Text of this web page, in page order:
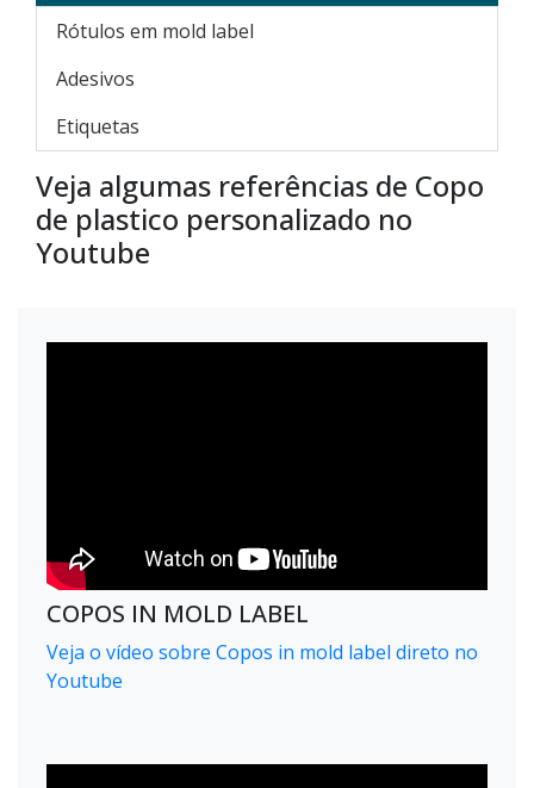
Rótulos em mold label
Adesivos
Etiquetas
Veja algumas referências de Copo
de plastico personalizado no
Youtube
COPOS IN MOLD LABEL
Veja o vídeo sobre Copos in mold label direto no
Youtube